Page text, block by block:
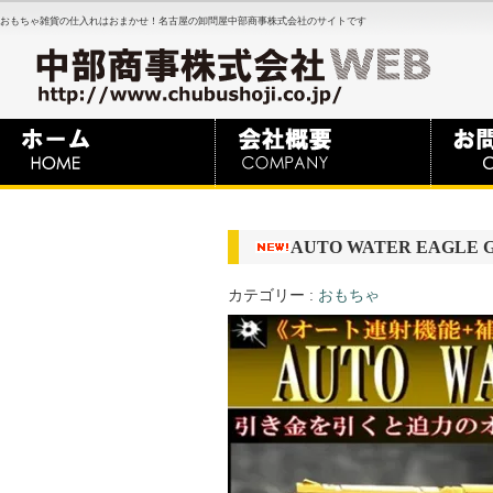
おもちゃ雑貨の仕入れはおまかせ！名古屋の卸問屋中部商事株式会社のサイトです
AUTO WATER EAGLE
カテゴリー : おもちゃ